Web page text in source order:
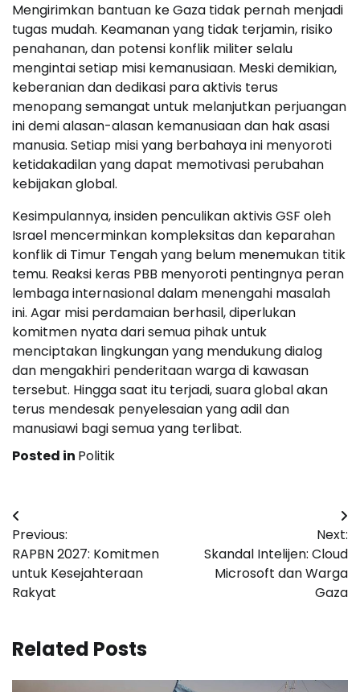
Mengirimkan bantuan ke Gaza tidak pernah menjadi
tugas mudah. Keamanan yang tidak terjamin, risiko
penahanan, dan potensi konflik militer selalu
mengintai setiap misi kemanusiaan. Meski demikian,
keberanian dan dedikasi para aktivis terus
menopang semangat untuk melanjutkan perjuangan
ini demi alasan-alasan kemanusiaan dan hak asasi
manusia. Setiap misi yang berbahaya ini menyoroti
ketidakadilan yang dapat memotivasi perubahan
kebijakan global.
Kesimpulannya, insiden penculikan aktivis GSF oleh
Israel mencerminkan kompleksitas dan keparahan
konflik di Timur Tengah yang belum menemukan titik
temu. Reaksi keras PBB menyoroti pentingnya peran
lembaga internasional dalam menengahi masalah
ini. Agar misi perdamaian berhasil, diperlukan
komitmen nyata dari semua pihak untuk
menciptakan lingkungan yang mendukung dialog
dan mengakhiri penderitaan warga di kawasan
tersebut. Hingga saat itu terjadi, suara global akan
terus mendesak penyelesaian yang adil dan
manusiawi bagi semua yang terlibat.
Posted in Politik
Post
navigation
Previous:
RAPBN 2027: Komitmen
untuk Kesejahteraan
Rakyat
Next:
Skandal Intelijen: Cloud
Microsoft dan Warga
Gaza
Related Posts